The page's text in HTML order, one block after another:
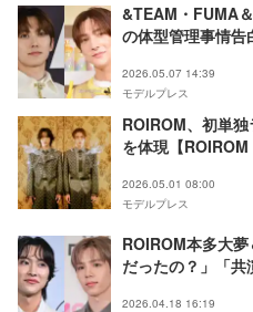
&TEAM・FUMA
の体型管理事情告
2026.05.07 14:39
モデルプレス
ROIROM、初単
を体現【
2026.05.01 08:00
モデルプレス
ROIROM本多大
だったの？」「
2026.04.18 16:19